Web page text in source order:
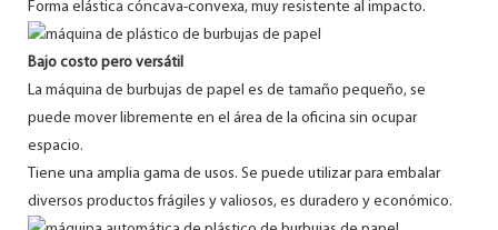
Forma elástica cóncava-convexa, muy resistente al impacto.
Bajo costo pero versátil
La máquina de burbujas de papel es de tamaño pequeño, se
puede mover libremente en el área de la oficina sin ocupar
espacio.
Tiene una amplia gama de usos. Se puede utilizar para embalar
diversos productos frágiles y valiosos, es duradero y económico.